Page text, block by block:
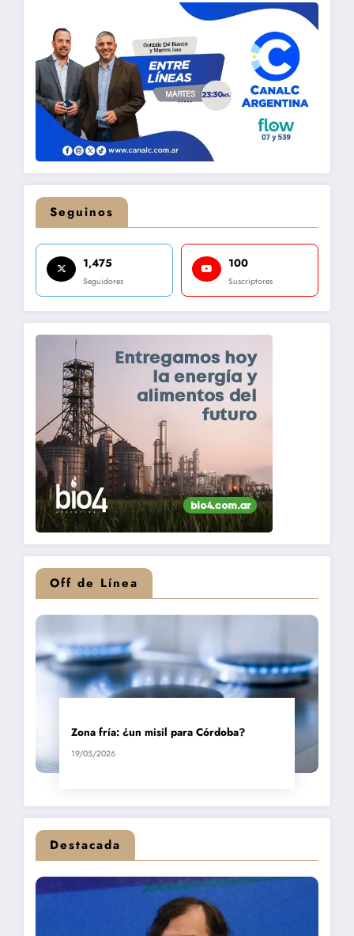
Seguinos
1,475
Seguidores
100
Suscriptores
Off de Línea
Zona fría: ¿un misil para Córdoba?
19/05/2026
Destacada